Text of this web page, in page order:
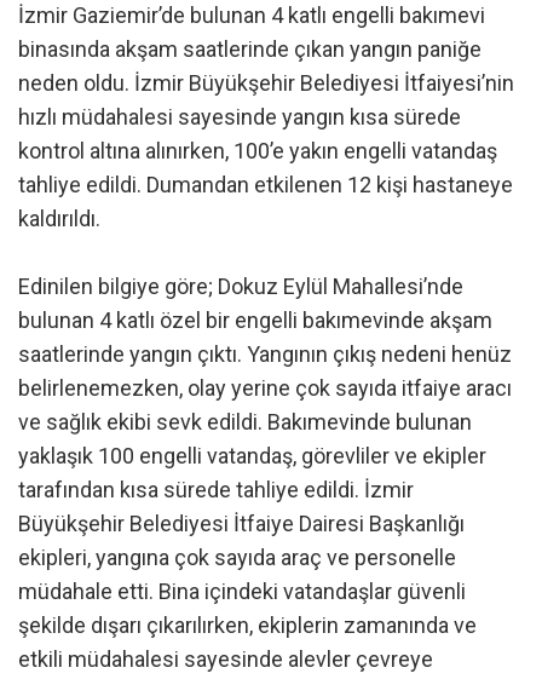
İzmir Gaziemir’de bulunan 4 katlı engelli bakımevi
binasında akşam saatlerinde çıkan yangın paniğe
neden oldu. İzmir Büyükşehir Belediyesi İtfaiyesi’nin
hızlı müdahalesi sayesinde yangın kısa sürede
kontrol altına alınırken, 100’e yakın engelli vatandaş
tahliye edildi. Dumandan etkilenen 12 kişi hastaneye
kaldırıldı.
Edinilen bilgiye göre; Dokuz Eylül Mahallesi’nde
bulunan 4 katlı özel bir engelli bakımevinde akşam
saatlerinde yangın çıktı. Yangının çıkış nedeni henüz
belirlenemezken, olay yerine çok sayıda itfaiye aracı
ve sağlık ekibi sevk edildi. Bakımevinde bulunan
yaklaşık 100 engelli vatandaş, görevliler ve ekipler
tarafından kısa sürede tahliye edildi. İzmir
Büyükşehir Belediyesi İtfaiye Dairesi Başkanlığı
ekipleri, yangına çok sayıda araç ve personelle
müdahale etti. Bina içindeki vatandaşlar güvenli
şekilde dışarı çıkarılırken, ekiplerin zamanında ve
etkili müdahalesi sayesinde alevler çevreye